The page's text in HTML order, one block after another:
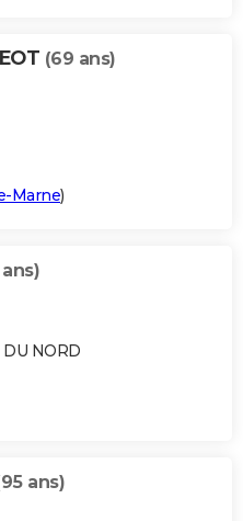
(69 ans)
Marne)
DU NORD
ans)